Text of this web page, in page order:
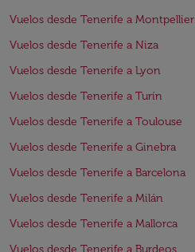
Vuelos desde Tenerife a Montpellier
Vuelos desde Tenerife a Niza
Vuelos desde Tenerife a Lyon
Vuelos desde Tenerife a Turín
Vuelos desde Tenerife a Toulouse
Vuelos desde Tenerife a Ginebra
Vuelos desde Tenerife a Barcelona
Vuelos desde Tenerife a Milán
Vuelos desde Tenerife a Mallorca
Vuelos desde Tenerife a Burdeos